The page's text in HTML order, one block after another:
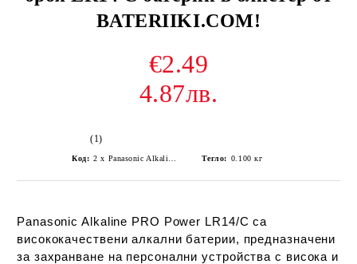
BATERIIKI.COM!
€2.49
4.87лв.
(1)
Код: Тегло: 0.100 кг
Panasonic Alkaline PRO Power LR14/C са
висококачествени алкални батерии, предназначени
за захранване на персонални устройства с висока и